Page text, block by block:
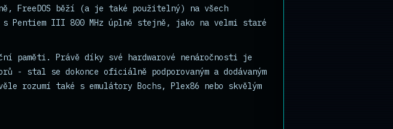
FreeDOS běží (a je také použitelný) na všech
Pentiem III 800 MHz úplně stejně, jako na velmi staré
paměti. Právě díky své hardwarové nenáročnosti je
- stal se dokonce oficiálně podporovaným a dodávaným
rozumí také s emulátory Bochs, Plex86 nebo skvělým